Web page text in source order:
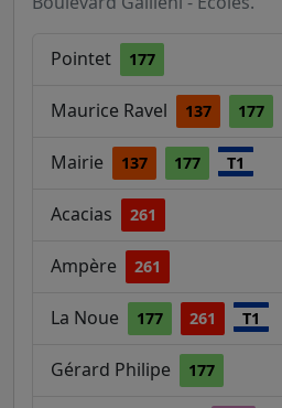
Pointet 177
Maurice Ravel 137 177
Mairie 137 177 T1
Acacias 261
Ampère 261
La Noue 177 261 T1
Gérard Philipe 177